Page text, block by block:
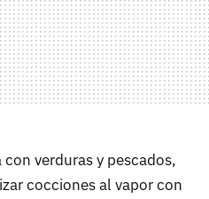
verduras y pescados,
cocciones al vapor con